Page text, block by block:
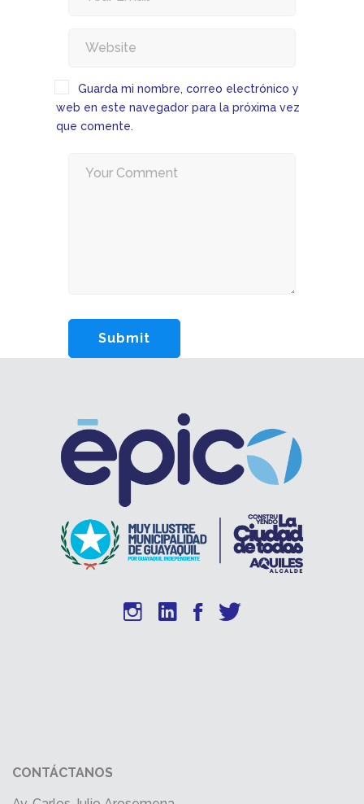
Guarda mi nombre, correo electrónico y
web en este navegador para la próxima vez
que comente.
CONTÁCTANOS